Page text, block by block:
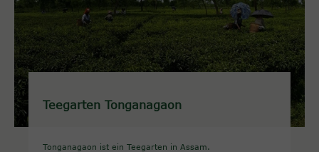
Teegarten Tonganagaon
Tonganagaon ist ein Teegarten in Assam.